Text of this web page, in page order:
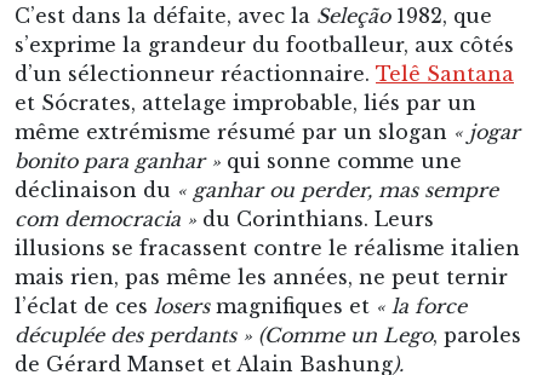
mais rien, pas même les années, ne peut ternir
l’éclat de ceslosersmagnifiques et« la force
décuplée des perdants » (Comme un Lego, paroles
de Gérard Manset et Alain Bashung).